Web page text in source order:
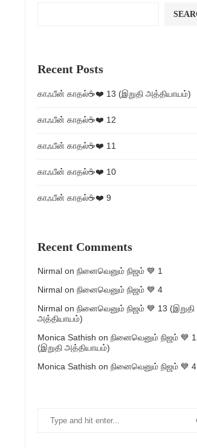
Recent Posts
காஃபீன் காதல்☕❤️ 13 (இறுதி அத்தியாயம்)
காஃபீன் காதல்☕❤️ 12
காஃபீன் காதல்☕❤️ 11
காஃபீன் காதல்☕❤️ 10
காஃபீன் காதல்☕❤️ 9
Recent Comments
Nirmal on நினைவெனும் நிஜம் 💙 1
Nirmal on நினைவெனும் நிஜம் 💙 4
Nirmal on நினைவெனும் நிஜம் 💙 13 (இறுதி
அத்தியாயம்)
Monica Sathish on நினைவெனும் நிஜம் 💙
(இறுதி அத்தியாயம்)
Monica Sathish on நினைவெனும் நிஜம் 💙 4